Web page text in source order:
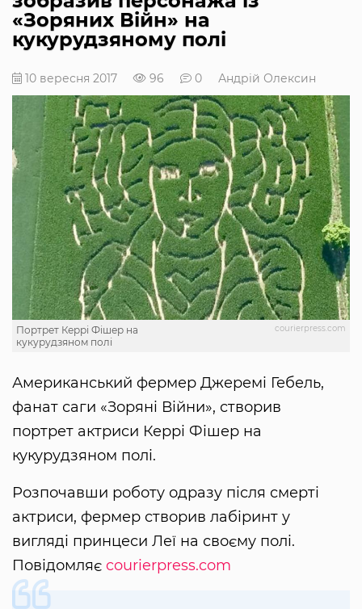
«Зоряних Війн» на
кукурудзяному полі
10 вересня 2017 96 0 Андрій Олексин
courierpress.com
Портрет Керрі Фішер на
кукурудзяном полі
Американський фермер Джеремі Гебель,
фанат саги «Зоряні Війни», створив
портрет актриси Керрі Фішер на
кукурудзяном полі.
Розпочавши роботу одразу після смерті
актриси, фермер створив лабіринт у
вигляді принцеси Леї на своєму полі.
Повідомляє courierpress.com